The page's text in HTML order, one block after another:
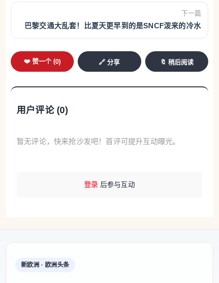
从4月20日到5月1日，因轨道施工，巴黎地铁四号线将
在此期间，Barbès-Rochechouart站与Châtelet站之间
将完全关闭，包括Gare du Nord站，Gare de l’Est站，
RATP提醒：“由于这些扰动，预计换乘线路将出现大客
服务。
La Défense高速隧道关闭
下一篇
巴黎交通大乱套！比夏天更早到的是SNCF泼来的冷水
❤️ 赞一个 (0) 🔗 分享 🔖 稍后阅读
用户评论 (0)
暂无评论，快来抢沙发吧！首评可提升互动曝光。
登录 后参与互动
新欧洲 · 欧洲头条